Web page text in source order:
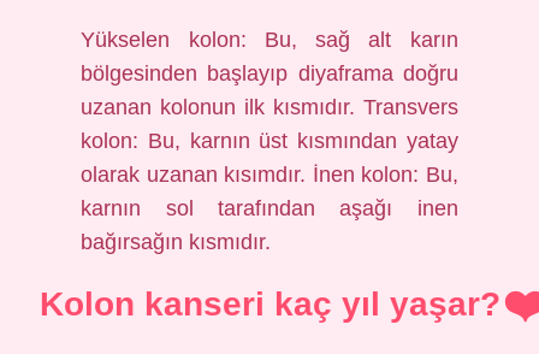
Yükselen kolon: Bu, sağ alt karın
bölgesinden başlayıp diyaframa doğru
uzanan kolonun ilk kısmıdır. Transvers
kolon: Bu, karnın üst kısmından yatay
olarak uzanan kısımdır. İnen kolon: Bu,
karnın sol tarafından aşağı inen
bağırsağın kısmıdır.
Kolon kanseri kaç yıl yaşar?